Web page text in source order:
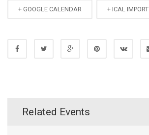
+ GOOGLE CALENDAR + ICAL IMPORT
Related Events